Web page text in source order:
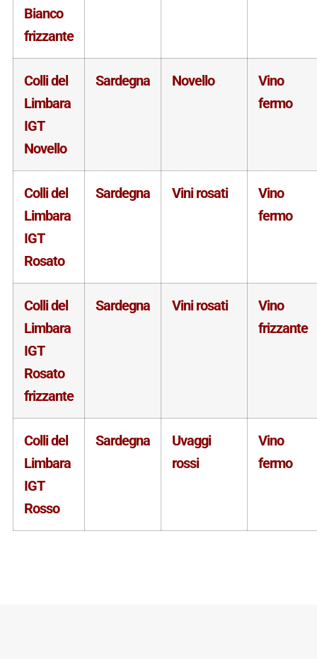
Bianco
frizzante
Colli del
Limbara
IGT
Novello
Sardegna Novello
Vino
fermo
Colli del
Limbara
IGT
Rosato
Sardegna Vini rosati
Vino
fermo
Colli del
Limbara
IGT
Rosato
frizzante
Sardegna Vini rosati
Vino
frizzante
Colli del
Limbara
IGT
Rosso
Sardegna
Uvaggi
rossi
Vino
fermo